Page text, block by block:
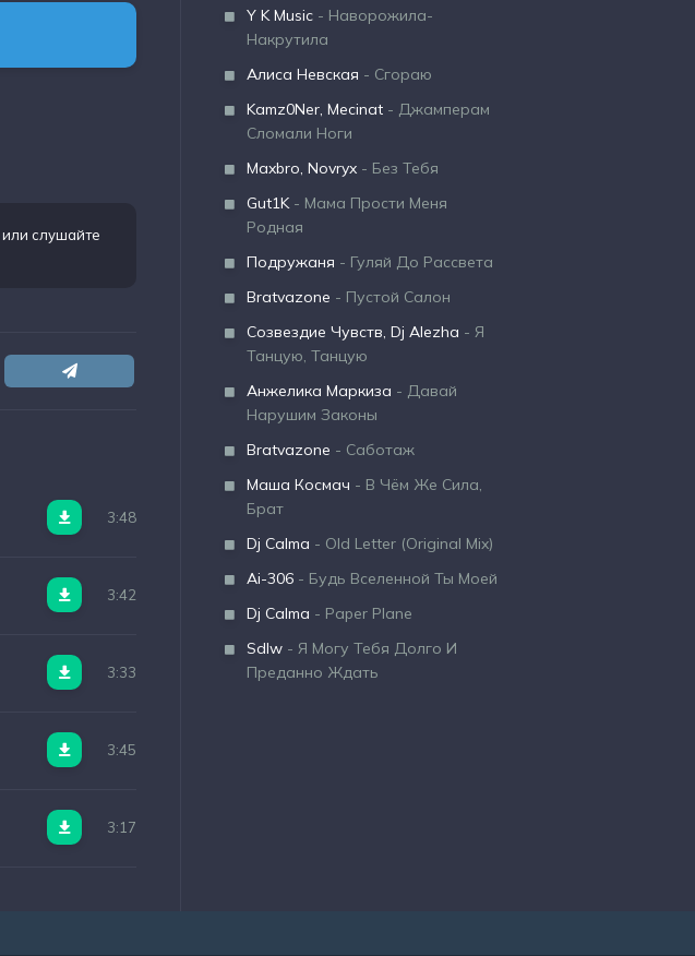
или слушайте
3:48
3:42
3:33
3:45
3:17
Y K Music - Наворожила-
Накрутила
Алиса Невская - Сгораю
Kamz0Ner, Mecinat - Джамперам
Сломали Ноги
Maxbro, Novryx - Без Тебя
Gut1K- Мама Прости Меня
Родная
Подружаня - Гуляй До Рассвета
Bratvazone - Пустой Салон
Созвездие Чувств, Dj Alezha - Я
Танцую, Танцую
Анжелика Маркиза - Давай
Нарушим Законы
Bratvazone - Саботаж
Маша Космач - В Чём Же Сила,
Брат
Dj Calma - Old Letter (Original Mix)
Ai-306 - Будь Вселенной Ты Моей
Dj Calma - Paper Plane
Sdlw - Я Могу Тебя Долго И
Преданно Ждать